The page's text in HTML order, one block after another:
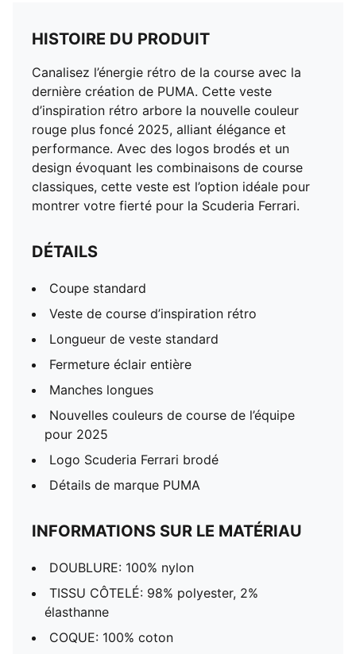
Fermeture éclair entière
Manches longues
Nouvelles couleurs de course de l’équipe pour 2025
Logo Scuderia Ferrari brodé
Détails de marque PUMA
HISTOIRE DU PRODUIT
Canalisez l’énergie rétro de la course avec la
dernière création de PUMA. Cette veste
d’inspiration rétro arbore la nouvelle couleur
rouge plus foncé 2025, alliant élégance et
performance. Avec des logos brodés et un
design évoquant les combinaisons de course
classiques, cette veste est l’option idéale pour
montrer votre fierté pour la Scuderia Ferrari.
DÉTAILS
Coupe standard
Veste de course d’inspiration rétro
Longueur de veste standard
Fermeture éclair entière
Manches longues
Nouvelles couleurs de course de l’équipe
pour 2025
Logo Scuderia Ferrari brodé
Détails de marque PUMA
INFORMATIONS SUR LE MATÉRIAU
DOUBLURE: 100% nylon
TISSU CÔTELÉ: 98% polyester, 2%
élasthanne
COQUE: 100% coton